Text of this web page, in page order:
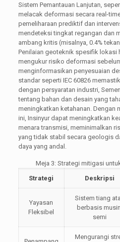
Sistem Pemantauan Lanjutan,
melacak deformasi secara real-
pemeliharaan prediktif dan
mendeteksi tingkat regangan dan
ambang kritis (misalnya, 0.4%
Penilaian geoteknik spesifik lokasi
mengukur risiko deformasi
menginformasikan penyesuaian
standar seperti IEC 60826
dengan persyaratan industri,
tentang bahan dan desain yang
meningkatkan ketahanan. Dengan
ini, Insinyur dapat meningkatkan
menara transmisi, meminimalkan
yang tidak stabil secara geologis
daya yang andal.
Meja 3: Strategi mitigasi
Strategi
Deskripsi
Yayasan
Fleksibel
Sistem tiang
berbasis
semi
Mengurangi